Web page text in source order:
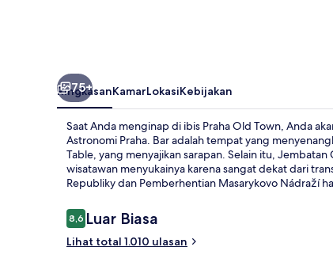
75+
RingkasanKamarLokasiKebijakan
Saat Anda menginap di ibis Praha Old Town, Anda
Astronomi Praha. Bar adalah tempat yang
Table, yang menyajikan sarapan. Selain itu,
wisatawan menyukainya karena sangat dekat dari
Republiky dan Pemberhentian Masarykovo Nádraží
Ulasan
8,68,6 dari 10
Luar Biasa
Lihat total 1.010 ulasan